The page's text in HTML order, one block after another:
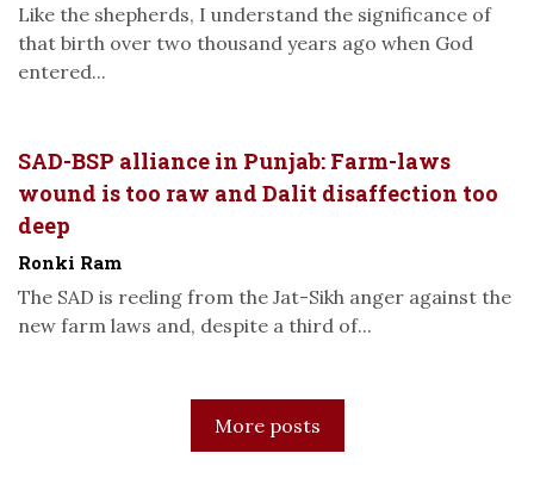
Like the shepherds, I understand the significance of
that birth over two thousand years ago when God
entered...
SAD-BSP alliance in Punjab: Farm-laws
wound is too raw and Dalit disaffection too
deep
Ronki Ram
The SAD is reeling from the Jat-Sikh anger against the
new farm laws and, despite a third of...
More posts